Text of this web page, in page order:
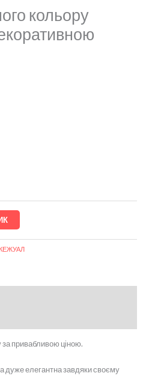
кольору
КЕЖУАЛ
привабливою ціною.
елегантна завдяки своєму